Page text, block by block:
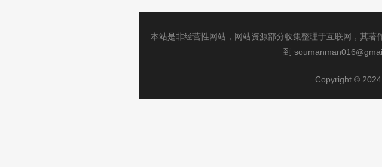
本站是非经营性网站，网站资源部分收集整理于互联网，其
到
Copyright ©